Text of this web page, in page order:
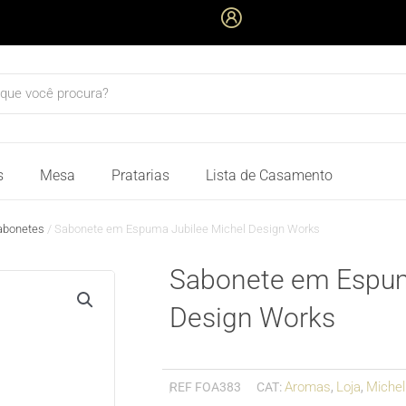
Mesa Pratarias Lista de Casamento
/ Sabonete em Espuma Jubilee Michel Design Works
Sabonete em
Design Works
REF FOA383 CAT:Aromas, Loja,